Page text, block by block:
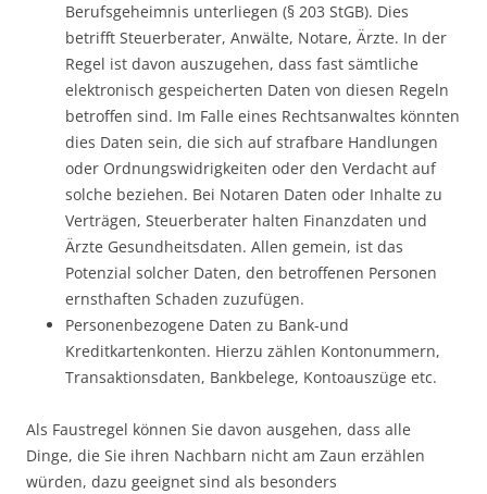
Berufsgeheimnis unterliegen (§ 203 StGB). Dies
betrifft Steuerberater, Anwälte, Notare, Ärzte. In der
Regel ist davon auszugehen, dass fast sämtliche
elektronisch gespeicherten Daten von diesen Regeln
betroffen sind. Im Falle eines Rechtsanwaltes könnten
dies Daten sein, die sich auf strafbare Handlungen
oder Ordnungswidrigkeiten oder den Verdacht auf
solche beziehen. Bei Notaren Daten oder Inhalte zu
Verträgen, Steuerberater halten Finanzdaten und
Ärzte Gesundheitsdaten. Allen gemein, ist das
Potenzial solcher Daten, den betroffenen Personen
ernsthaften Schaden zuzufügen.
Personenbezogene Daten zu Bank-und
Kreditkartenkonten. Hierzu zählen Kontonummern,
Transaktionsdaten, Bankbelege, Kontoauszüge etc.
Als Faustregel können Sie davon ausgehen, dass alle
Dinge, die Sie ihren Nachbarn nicht am Zaun erzählen
würden, dazu geeignet sind als besonders